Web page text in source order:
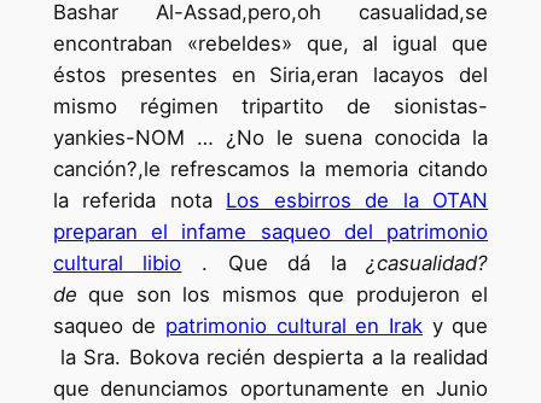
Bashar Al-Assad,pero,oh casualidad,se
encontraban «rebeldes» que, al igual que
éstos presentes en Siria,eran lacayos del
mismo régimen tripartito de sionistas-
yankies-NOM … ¿No le suena conocida la
canción?,le refrescamos la memoria citando
la referida nota Los esbirros de la OTAN
preparan el infame saqueo del patrimonio
cultural libio . Que dá la¿casualidad?
deque son los mismos que produjeron el
saqueo de patrimonio cultural en Iraky que
la Sra. Bokova recién despierta a la realidad
que denunciamos oportunamente en Junio